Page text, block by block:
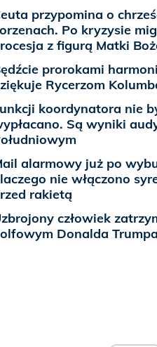
przypomina o
Po kryzysie
z figurą Matki
prorokami
Rycerzom
koordynatora nie
Są wyniki
alarmowy już po
nie włączono
rakietą
człowiek
Donalda Trumpa